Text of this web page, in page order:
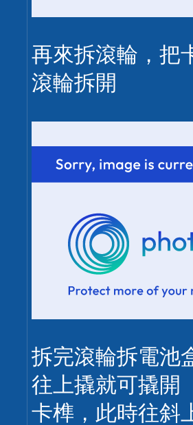
再來拆滾輪，把
滾輪拆開
拆完滾輪拆電池
往上撬就可撬開
卡榫，此時往斜